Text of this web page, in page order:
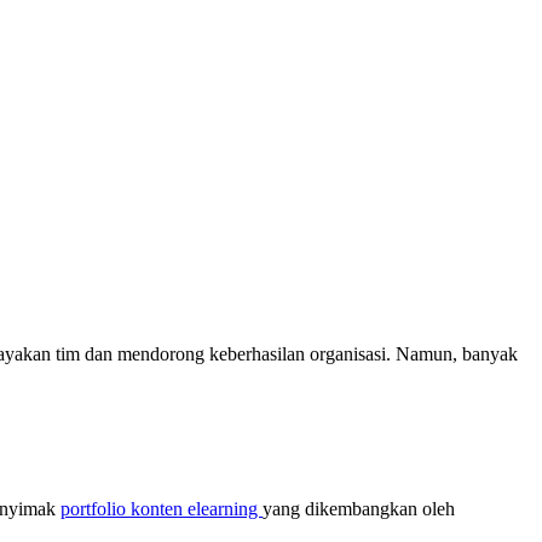
tim dan mendorong keberhasilan organisasi. Namun, banyak
portfolio konten elearning yang dikembangkan oleh